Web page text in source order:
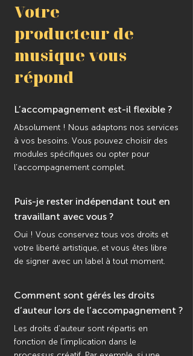
Votre
producteur de
musique vous
répond
L’accompagnement est-il flexible ?
Absolument ! Nous adaptons nos services
à vos besoins. Vous pouvez choisir des
modules spécifiques ou opter pour
l’accompagnement complet.
Puis-je rester indépendant tout en
travaillant avec vous ?
Oui ! Vous conservez tous vos droits et
votre liberté artistique, et vous êtes libre
de signer avec un label à tout moment.
Comment sont gérés les droits
d’auteur lors de l’accompagnement ?
Les droits d’auteur sont répartis en
fonction de l’implication dans le